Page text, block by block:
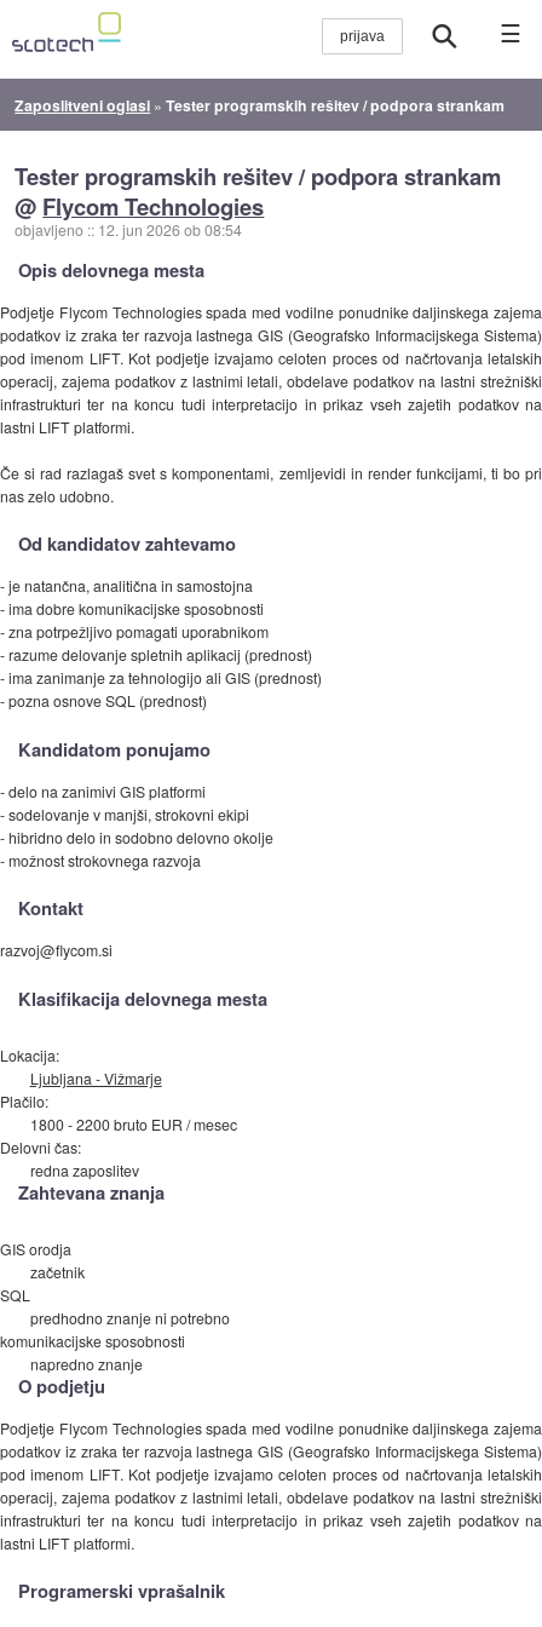
☰
Zaposlitveni oglasi »Tester programskih rešitev / podpora strankam
Tester programskih rešitev / podpora strankam
@ Flycom Technologies
objavljeno :: 12. jun 2026 ob 08:54
Opis delovnega mesta
Podjetje Flycom Technologies spada med vodilne ponudnike daljinskega zajema
podatkov iz zraka ter razvoja lastnega GIS (Geografsko Informacijskega Sistema)
pod imenom LIFT. Kot podjetje izvajamo celoten proces od načrtovanja letalskih
operacij, zajema podatkov z lastnimi letali, obdelave podatkov na lastni strežniški
infrastrukturi ter na koncu tudi interpretacijo in prikaz vseh zajetih podatkov na
lastni LIFT platformi.
Če si rad razlagaš svet s komponentami, zemljevidi in render funkcijami, ti bo pri
nas zelo udobno.
Od kandidatov zahtevamo
- je natančna, analitična in samostojna
- ima dobre komunikacijske sposobnosti
- zna potrpežljivo pomagati uporabnikom
- razume delovanje spletnih aplikacij (prednost)
- ima zanimanje za tehnologijo ali GIS (prednost)
- pozna osnove SQL (prednost)
Kandidatom ponujamo
- delo na zanimivi GIS platformi
- sodelovanje v manjši, strokovni ekipi
- hibridno delo in sodobno delovno okolje
- možnost strokovnega razvoja
Kontakt
razvoj@flycom.si
Klasifikacija delovnega mesta
Lokacija:
Ljubljana - Vižmarje
Plačilo:
1800 - 2200 bruto EUR / mesec
Delovni čas:
redna zaposlitev
Zahtevana znanja
GIS orodja
začetnik
SQL
predhodno znanje ni potrebno
komunikacijske sposobnosti
napredno znanje
O podjetju
Podjetje Flycom Technologies spada med vodilne ponudnike daljinskega zajema
podatkov iz zraka ter razvoja lastnega GIS (Geografsko Informacijskega Sistema)
pod imenom LIFT. Kot podjetje izvajamo celoten proces od načrtovanja letalskih
operacij, zajema podatkov z lastnimi letali, obdelave podatkov na lastni strežniški
infrastrukturi ter na koncu tudi interpretacijo in prikaz vseh zajetih podatkov na
lastni LIFT platformi.
Programerski vprašalnik